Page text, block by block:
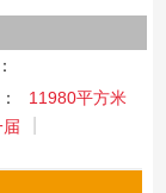
11980平方米